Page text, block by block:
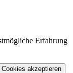
Erfahrung
akzeptieren